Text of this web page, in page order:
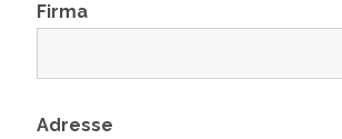
Firma
Adresse